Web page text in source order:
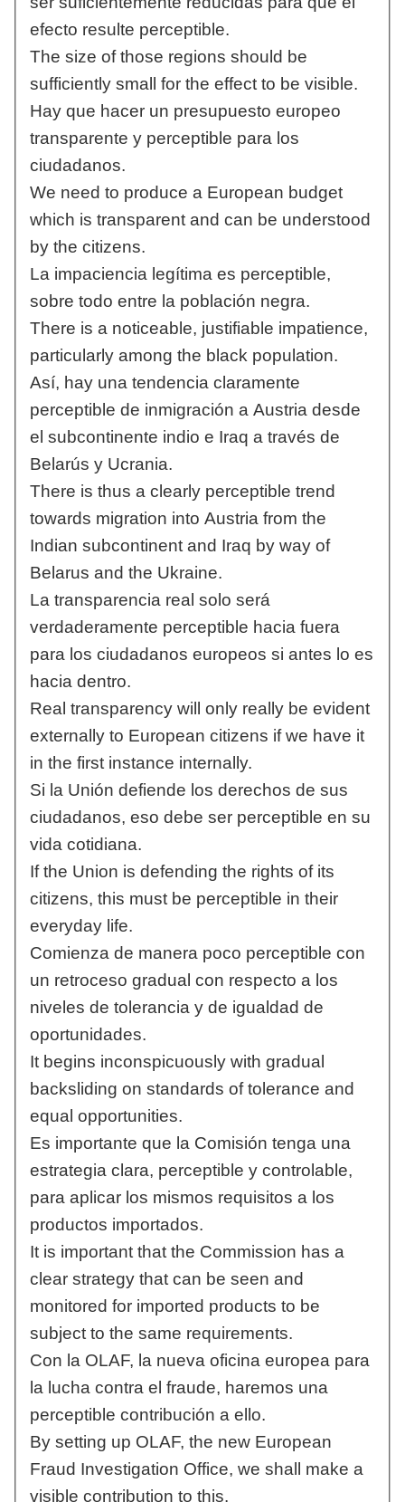
efecto resulte perceptible.
The size of those regions should be
sufficiently small for the effect to be visible.
Hay que hacer un presupuesto europeo
transparente y perceptible para los
ciudadanos.
We need to produce a European budget
which is transparent and can be understood
by the citizens.
La impaciencia legítima es perceptible,
sobre todo entre la población negra.
There is a noticeable, justifiable impatience,
particularly among the black population.
Así, hay una tendencia claramente
perceptible de inmigración a Austria desde
el subcontinente indio e Iraq a través de
Belarús y Ucrania.
There is thus a clearly perceptible trend
towards migration into Austria from the
Indian subcontinent and Iraq by way of
Belarus and the Ukraine.
La transparencia real solo será
verdaderamente perceptible hacia fuera
para los ciudadanos europeos si antes lo es
hacia dentro.
Real transparency will only really be evident
externally to European citizens if we have it
in the first instance internally.
Si la Unión defiende los derechos de sus
ciudadanos, eso debe ser perceptible en su
vida cotidiana.
If the Union is defending the rights of its
citizens, this must be perceptible in their
everyday life.
Comienza de manera poco perceptible con
un retroceso gradual con respecto a los
niveles de tolerancia y de igualdad de
oportunidades.
It begins inconspicuously with gradual
backsliding on standards of tolerance and
equal opportunities.
Es importante que la Comisión tenga una
estrategia clara, perceptible y controlable,
para aplicar los mismos requisitos a los
productos importados.
It is important that the Commission has a
clear strategy that can be seen and
monitored for imported products to be
subject to the same requirements.
Con la OLAF, la nueva oficina europea para
la lucha contra el fraude, haremos una
perceptible contribución a ello.
By setting up OLAF, the new European
Fraud Investigation Office, we shall make a
visible contribution to this.